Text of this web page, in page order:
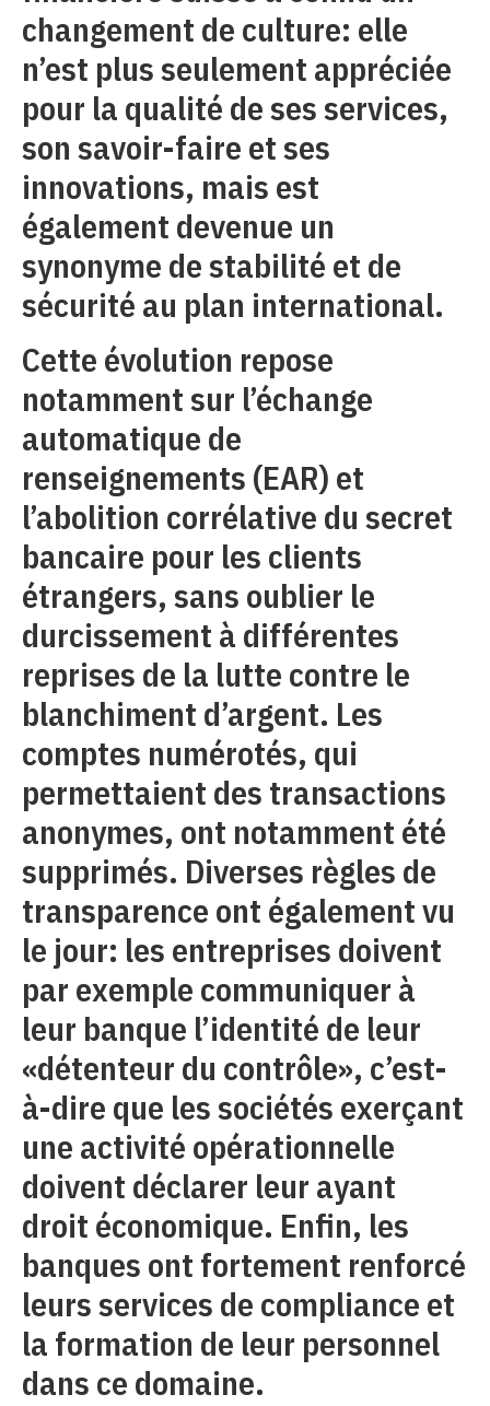
changement de culture: elle
n’est plus seulement appréciée
pour la qualité de ses services,
son savoir-faire et ses
innovations, mais est
également devenue un
synonyme de stabilité et de
sécurité au plan international.
Cette évolution repose
notamment sur l’échange
automatique de
renseignements (EAR) et
l’abolition corrélative du secret
bancaire pour les clients
étrangers, sans oublier le
durcissement à différentes
reprises de la lutte contre le
blanchiment d’argent. Les
comptes numérotés, qui
permettaient des transactions
anonymes, ont notamment été
supprimés. Diverses règles de
transparence ont également vu
le jour: les entreprises doivent
par exemple communiquer à
leur banque l’identité de leur
«détenteur du contrôle», c’est-
à-dire que les sociétés exerçant
une activité opérationnelle
doivent déclarer leur ayant
droit économique. Enfin, les
banques ont fortement renforcé
leurs services de compliance et
la formation de leur personnel
dans ce domaine.